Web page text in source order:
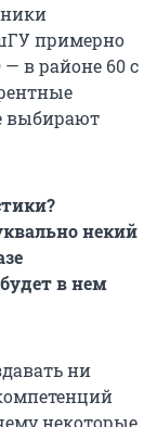
примерно
в районе 60 с
выбирают
некий
в нем
ни
некоторые